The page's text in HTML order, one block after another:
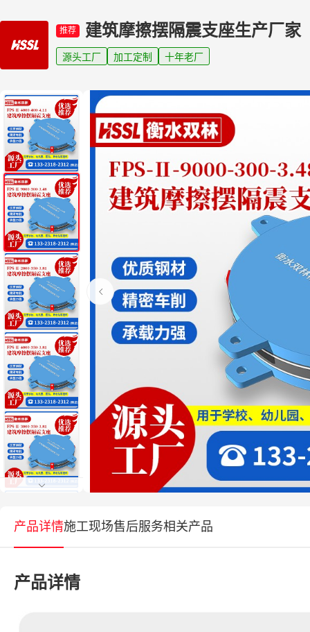
推荐 建筑摩擦摆隔震支座生产厂家
源头工厂 加工定制 十年老厂
产品详情施工现场售后服务相关产品
产品详情